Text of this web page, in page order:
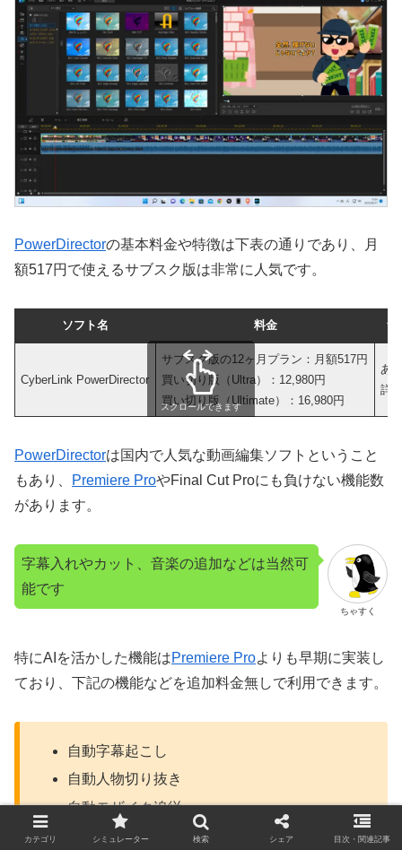
PowerDirectorの基本料金や特徴は下表の通りであり、月
額517円で使えるサブスク版は非常に人気です。
ソフト名 料金 無
CyberLink PowerDirector
サブスク版の12ヶ月プラン：月額517円
買い切り版（Ultra）：12,980円
買い切り版（Ultimate）：16,980円
あ
詳
スクロールできます
PowerDirectorは国内で人気な動画編集ソフトということ
もあり、
Premiere ProやFinal Cut Proにも負けない機能数
があります。
ちゃすく
字幕入れやカット、音楽の追加などは当然可
能です
特にAIを活かした機能はPremiere Proよりも早期に実装し
ており、下記の機能などを追加料金無しで利用できます。
自動字幕起こし
自動人物切り抜き
自動モザイク追従
自動音量調整
カテゴリ シミュレーター 検索 シェア 目次・関連記事